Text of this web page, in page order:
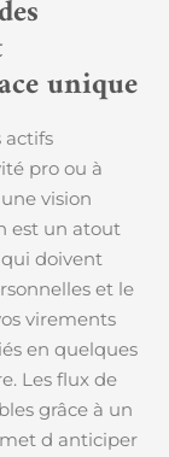
unique
actifs
pro ou à
vision
est un atout
doivent
et le
virements
en quelques
Les flux de
grâce à un
d anticiper